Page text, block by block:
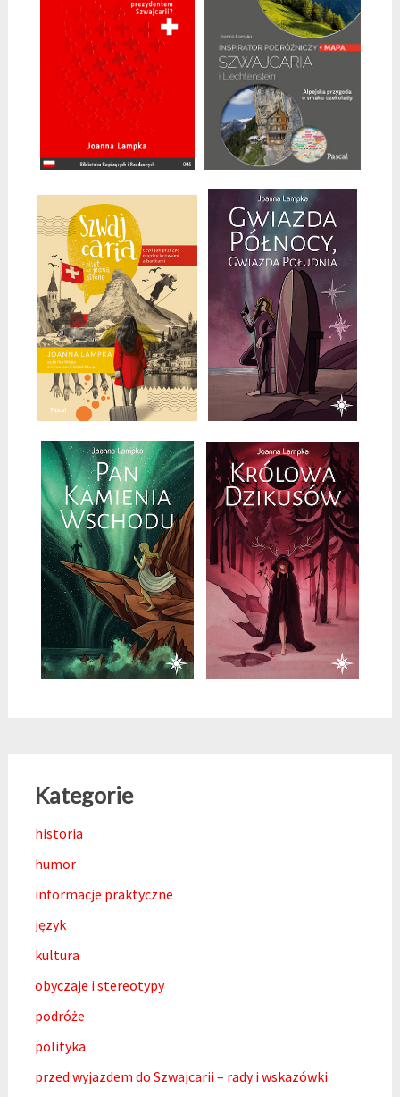
Kategorie
historia
humor
informacje praktyczne
język
kultura
obyczaje i stereotypy
podróże
polityka
przed wyjazdem do Szwajcarii – rady i wskazówki